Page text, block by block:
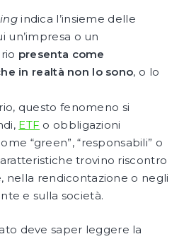
indica l’insieme delle
un’impresa o un
presenta come
in realtà non lo sono, o lo
questo fenomeno si
ETF o obbligazioni
“green”, “responsabili” o
trovino riscontro
nella rendicontazione o negli
e sulla società.
deve saper leggere la